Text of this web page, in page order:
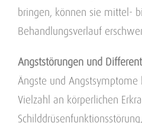
bringen, können sie mittel-
Behandlungsverlauf
Angststörungen und
Ängste und
Vielzahl an körperlichen